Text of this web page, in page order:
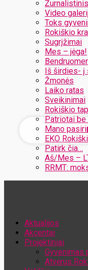
Video
Toks
Rokiškio
Sugrįžimai
Mes – jėga!
Iš širdies- į
Žmonės
Laiko ratas
Sveikinimai
Rokiškio
Patriotai be
Mano
EKO
Patirk čia…
Aš/Mes –
RRMT:
Jūsų
Aktualijos
Akcentai
Projektiniai
Gyvenimas
Atvėrus